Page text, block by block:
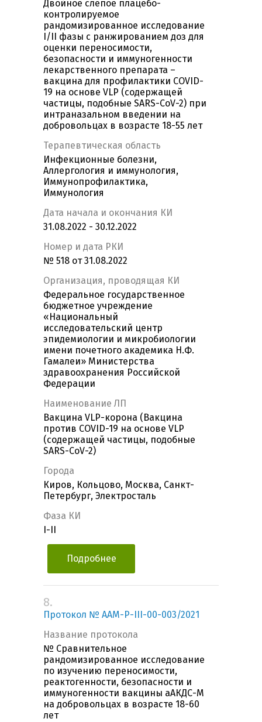
Двойное слепое плацебо-
контролируемое
рандомизированное исследование
I/II фазы с ранжированием доз для
оценки переносимости,
безопасности и иммуногенности
лекарственного препарата –
вакцина для профилактики COVID-
19 на основе VLP (содержащей
частицы, подобные SARS-CoV-2) при
интраназальном введении на
добровольцах в возрасте 18-55 лет
Терапевтическая область
Инфекционные болезни,
Аллергология и иммунология,
Иммунопрофилактика,
Иммунология
Дата начала и окончания КИ
31.08.2022 - 30.12.2022
Номер и дата РКИ
№ 518 от 31.08.2022
Организация, проводящая КИ
Федеральное государственное
бюджетное учреждение
«Национальный
исследовательский центр
эпидемиологии и микробиологии
имени почетного академика Н.Ф.
Гамалеи» Министерства
здравоохранения Российской
Федерации
Наименование ЛП
Вакцина VLP-корона (Вакцина
против COVID-19 на основе VLP
(содержащей частицы, подобные
SARS-CoV-2)
Города
Киров, Кольцово, Москва, Санкт-
Петербург, Электросталь
Фаза КИ
I-II
Подробнее
8.
Протокол № ААМ-Р-III-00-003/2021
Название протокола
№ Сравнительное
рандомизированное исследование
по изучению переносимости,
реактогенности, безопасности и
иммуногенности вакцины аАКДС-М
на добровольцах в возрасте 18-60
лет